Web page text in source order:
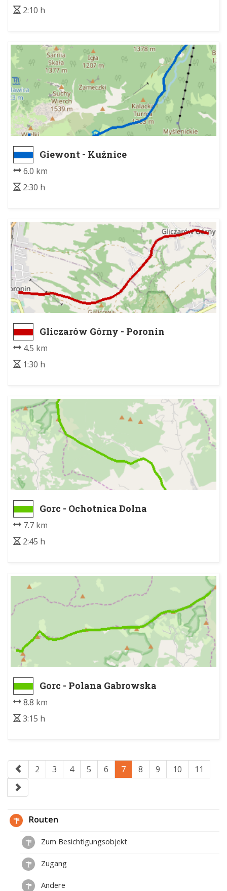
2:10 h
Giewont - Kuźnice
6.0 km
2:30 h
Gliczarów Górny - Poronin
4.5 km
1:30 h
Gorc - Ochotnica Dolna
7.7 km
2:45 h
Gorc - Polana Gabrowska
8.8 km
3:15 h
2 3 4 5 6 7 8 9 10 11
Routen
Zum Besichtigungsobjekt
Zugang
Andere